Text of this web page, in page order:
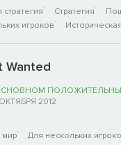
Стратегия
игроков
Историческая
Wanted
2012
мир Для нескольких